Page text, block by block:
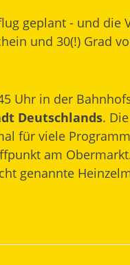
geplant - und
und 30(!) Grad
Uhr in der
Deutschlands.
für viele
am
genannte